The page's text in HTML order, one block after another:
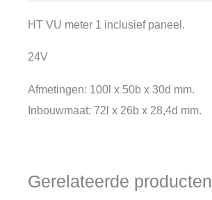
HT VU meter 1 inclusief paneel.
24V
Afmetingen: 100l x 50b x 30d mm.
Inbouwmaat: 72l x 26b x 28,4d mm.
Gerelateerde producten